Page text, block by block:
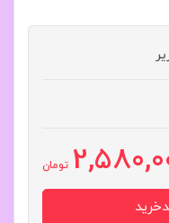
تومان